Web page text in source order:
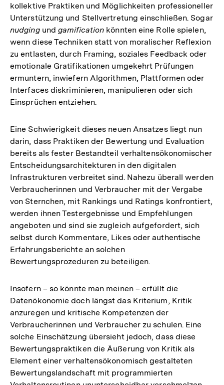
kollektive Praktiken und Möglichkeiten professioneller
Unterstützung und Stellvertretung einschließen. Sogar
nudgingundgamification könnten eine Rolle spielen,
wenn diese Techniken statt von moralischer Reflexion
zu entlasten, durch Framing, soziales Feedback oder
emotionale Gratifikationen umgekehrt Prüfungen
ermuntern, inwiefern Algorithmen, Plattformen oder
Interfaces diskriminieren, manipulieren oder sich
Einsprüchen entziehen.
Eine Schwierigkeit dieses neuen Ansatzes liegt nun
darin, dass Praktiken der Bewertung und Evaluation
bereits als fester Bestandteil verhaltensökonomischer
Entscheidungsarchitekturen in den digitalen
Infrastrukturen verbreitet sind. Nahezu überall werden
Verbraucherinnen und Verbraucher mit der Vergabe
von Sternchen, mit Rankings und Ratings konfrontiert,
werden ihnen Testergebnisse und Empfehlungen
angeboten und sind sie zugleich aufgefordert, sich
selbst durch Kommentare, Likes oder authentische
Erfahrungsberichte an solchen
Bewertungsprozeduren zu beteiligen.
Insofern – so könnte man meinen – erfüllt die
Datenökonomie doch längst das Kriterium, Kritik
anzuregen und kritische Kompetenzen der
Verbraucherinnen und Verbraucher zu schulen. Eine
solche Einschätzung übersieht jedoch, dass diese
Bewertungspraktiken die Äußerung von Kritik als
Element einer verhaltensökonomisch gestalteten
Bewertungslandschaft mit programmierten